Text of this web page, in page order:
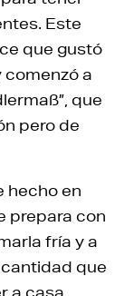
Este
que gustó
comenzó a
que
pero de
hecho en
prepara con
fría y a
cantidad que
a casa